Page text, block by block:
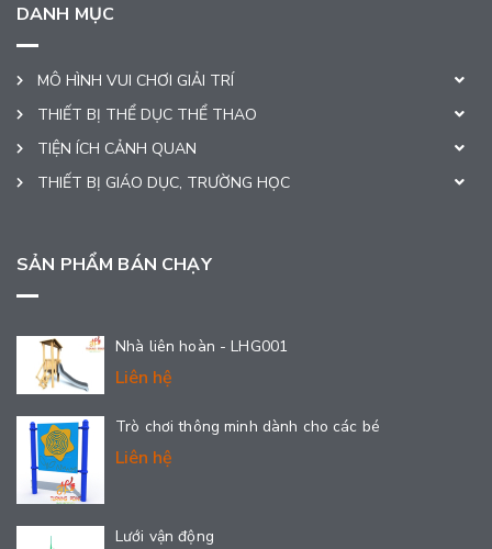
DANH MỤC
MÔ HÌNH VUI CHƠI GIẢI TRÍ
THIẾT BỊ THỂ DỤC THỂ THAO
TIỆN ÍCH CẢNH QUAN
THIẾT BỊ GIÁO DỤC, TRƯỜNG HỌC
SẢN PHẨM BÁN CHẠY
Nhà liên hoàn - LHG001
Liên hệ
Trò chơi thông minh dành cho các bé
Liên hệ
Lưới vận động